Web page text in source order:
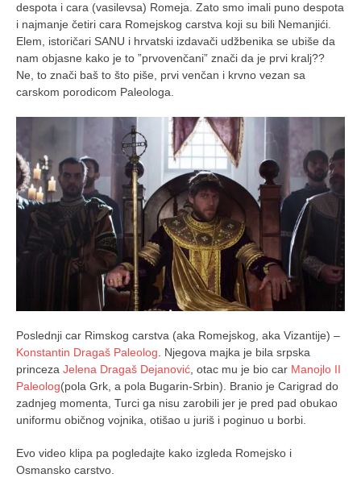
despota i cara (vasilevsa) Romeja. Zato smo imali puno despota
i najmanje četiri cara Romejskog carstva koji su bili Nemanjići.
Elem, istoričari SANU i hrvatski izdavači udžbenika se ubiše da
nam objasne kako je to ”prvovenčani” znači da je prvi kralj??
Ne, to znači baš to što piše, prvi venčan i krvno vezan sa
carskom porodicom Paleologa.
Poslednji car Rimskog carstva (aka Romejskog, aka Vizantije) –
Konstantin Dragaš Paleolog. Njegova majka je bila srpska
princeza Jelena Dragaš Dejanović, otac mu je bio car Manojlo II
Paleolog(pola Grk, a pola Bugarin-Srbin). Branio je Carigrad do
zadnjeg momenta, Turci ga nisu zarobili jer je pred pad obukao
uniformu običnog vojnika, otišao u juriš i poginuo u borbi.
Evo video klipa pa pogledajte kako izgleda Romejsko i
Osmansko carstvo.